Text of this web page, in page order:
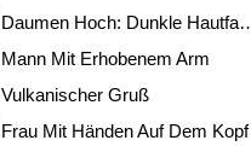
Daumen Hoch: Dunkle Hautfarbe
Mann Mit Erhobenem Arm
Vulkanischer Gruß
Frau Mit Händen Auf Dem Kopf